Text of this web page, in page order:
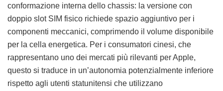
conformazione interna dello chassis: la versione con
doppio slot SIM fisico richiede spazio aggiuntivo per i
componenti meccanici, comprimendo il volume disponibile
per la cella energetica. Per i consumatori cinesi, che
rappresentano uno dei mercati più rilevanti per Apple,
questo si traduce in un’autonomia potenzialmente inferiore
rispetto agli utenti statunitensi che utilizzano